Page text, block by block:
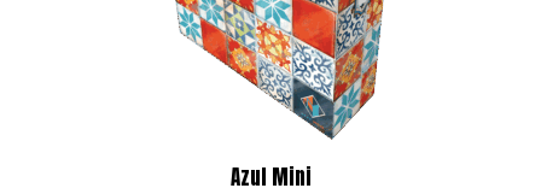
Azul Mini